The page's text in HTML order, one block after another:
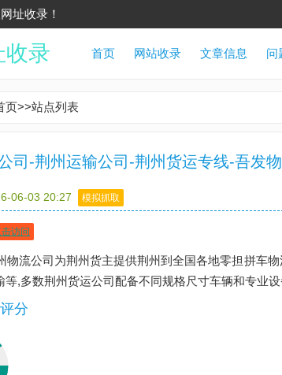
址收录！
收录 首页 网站收录 文章信息 问
页>>站点列表
司-荆州运输公司-荆州货运专线-吾发
06-03 20:27 模拟抓取
击访问
物流公司为荆州货主提供荆州到全国各地零担拼车
等,多数荆州货运公司配备不同规格尺寸车辆和专业设
分